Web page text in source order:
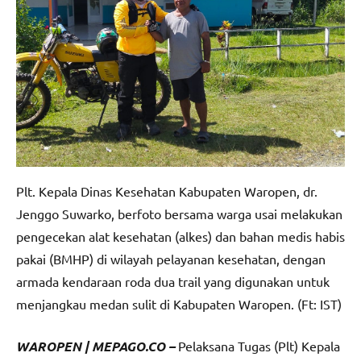
Plt. Kepala Dinas Kesehatan Kabupaten Waropen, dr.
Jenggo Suwarko, berfoto bersama warga usai melakukan
pengecekan alat kesehatan (alkes) dan bahan medis habis
pakai (BMHP) di wilayah pelayanan kesehatan, dengan
armada kendaraan roda dua trail yang digunakan untuk
menjangkau medan sulit di Kabupaten Waropen. (Ft: IST)
WAROPEN | MEPAGO.CO –Pelaksana Tugas (Plt) Kepala